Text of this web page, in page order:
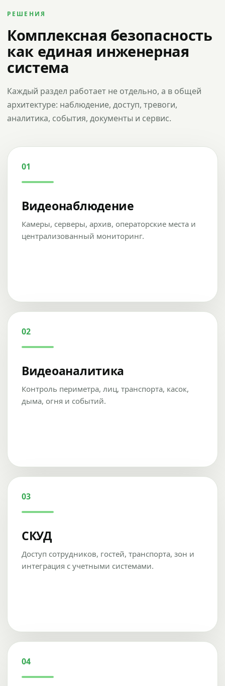
РЕШЕНИЯ
Комплексная безопасность
как единая инженерная
система
Каждый раздел работает не отдельно, а в общей
архитектуре: наблюдение, доступ, тревоги,
аналитика, события, документы и сервис.
01
Видеонаблюдение
Камеры, серверы, архив, операторские места и
централизованный мониторинг.
02
Видеоаналитика
Контроль периметра, лиц, транспорта, касок,
дыма, огня и событий.
03
СКУД
Доступ сотрудников, гостей, транспорта, зон и
интеграция с учетными системами.
04